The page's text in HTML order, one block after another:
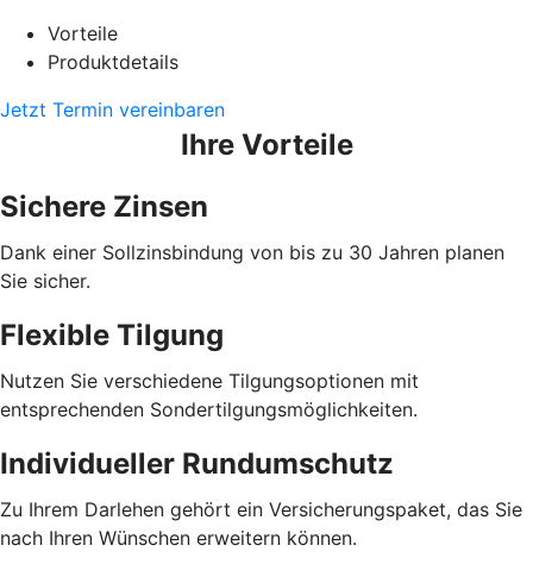
Vorteile
Produktdetails
Jetzt Termin vereinbaren
Ihre Vorteile
Sichere Zinsen
Dank einer Sollzinsbindung von bis zu 30 Jahren planen
Sie sicher.
Flexible Tilgung
Nutzen Sie verschiedene Tilgungsoptionen mit
entsprechenden Sondertilgungsmöglichkeiten.
Individueller Rundumschutz
Zu Ihrem Darlehen gehört ein Versicherungspaket, das Sie
nach Ihren Wünschen erweitern können.